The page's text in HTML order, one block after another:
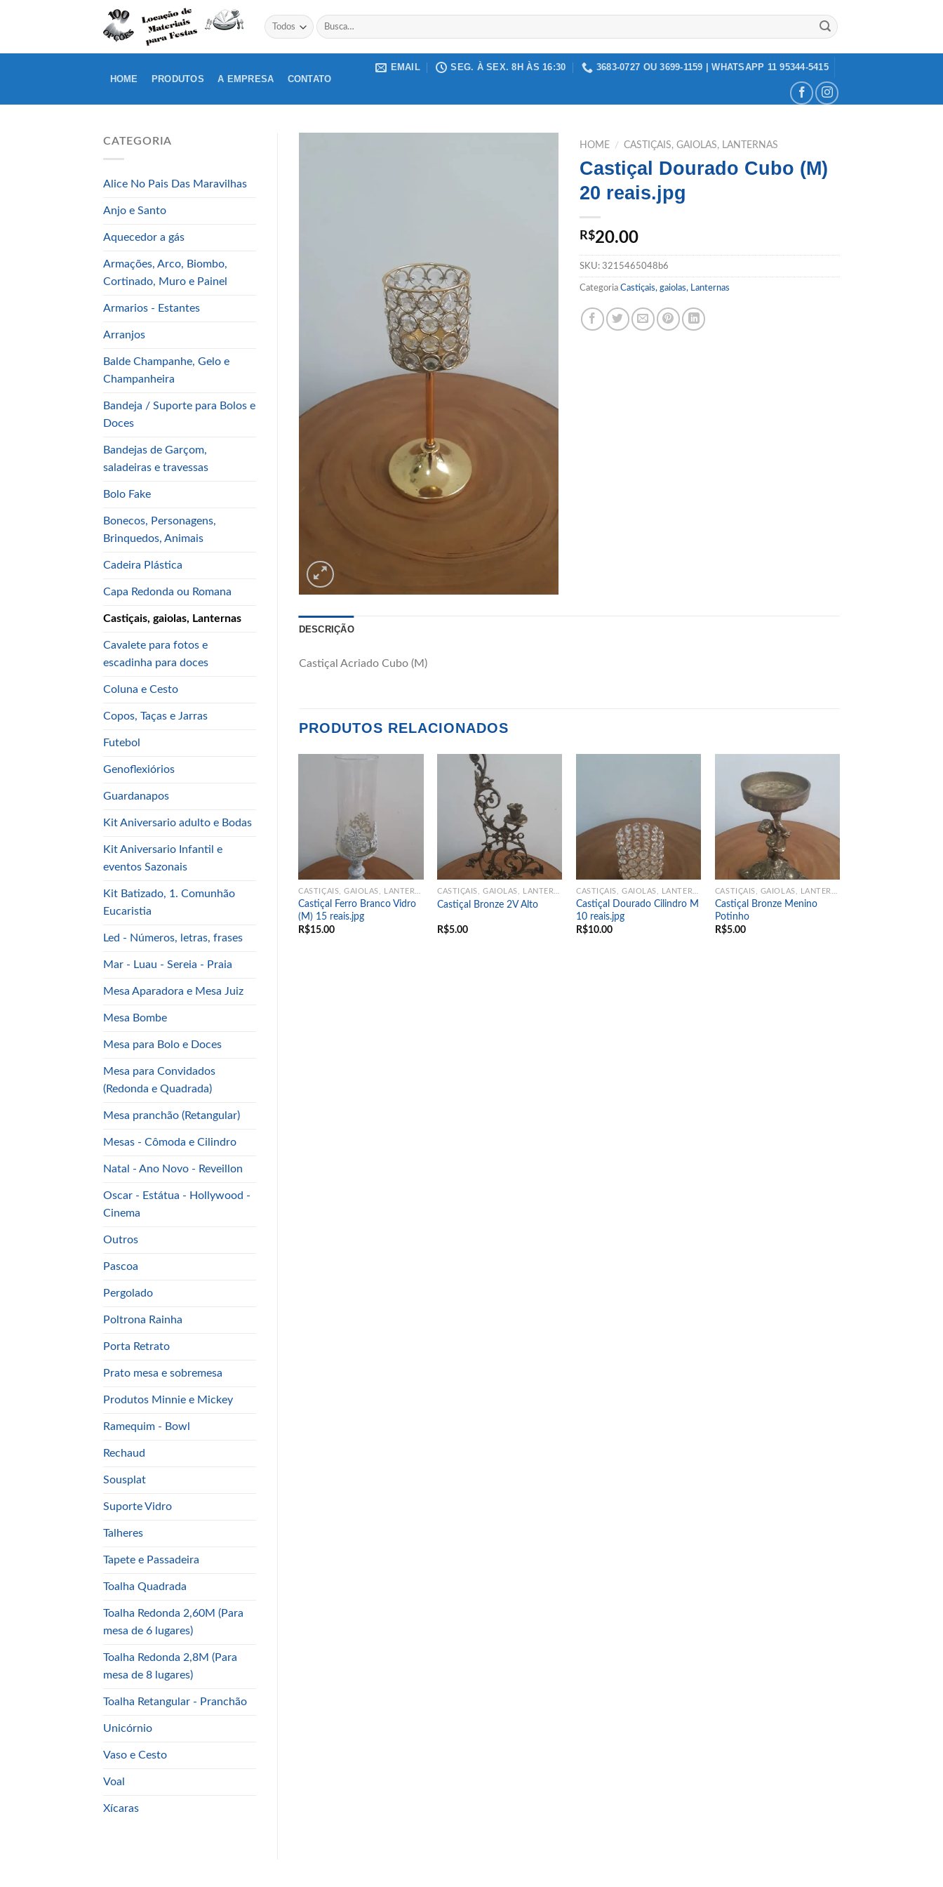
Buscar
por:
HOME PRODUTOS A EMPRESA CONTATO
EMAIL SEG. À SEX. 8H ÀS 16:30 3683-0727 OU 3699-1159 | WHATSAPP 11 95344-5415
CATEGORIA
Alice No Pais Das Maravilhas
Anjo e Santo
Aquecedor a gás
Armações, Arco, Biombo,
Cortinado, Muro e Painel
Armarios - Estantes
Arranjos
Balde Champanhe, Gelo e
Champanheira
Bandeja / Suporte para Bolos e
Doces
Bandejas de Garçom,
saladeiras e travessas
Bolo Fake
Bonecos, Personagens,
Brinquedos, Animais
Cadeira Plástica
Capa Redonda ou Romana
Castiçais, gaiolas, Lanternas
Cavalete para fotos e
escadinha para doces
Coluna e Cesto
Copos, Taças e Jarras
Futebol
Genoflexiórios
Guardanapos
Kit Aniversario adulto e Bodas
Kit Aniversario Infantil e
eventos Sazonais
Kit Batizado, 1. Comunhão
Eucaristia
Led - Números, letras, frases
Mar - Luau - Sereia - Praia
Mesa Aparadora e Mesa Juiz
Mesa Bombe
Mesa para Bolo e Doces
Mesa para Convidados
(Redonda e Quadrada)
Mesa pranchão (Retangular)
Mesas - Cômoda e Cilindro
Natal - Ano Novo - Reveillon
Oscar - Estátua - Hollywood -
Cinema
Outros
Pascoa
Pergolado
Poltrona Rainha
Porta Retrato
Prato mesa e sobremesa
Produtos Minnie e Mickey
Ramequim - Bowl
Rechaud
Sousplat
Suporte Vidro
Talheres
Tapete e Passadeira
Toalha Quadrada
Toalha Redonda 2,60M (Para
mesa de 6 lugares)
Toalha Redonda 2,8M (Para
mesa de 8 lugares)
Toalha Retangular - Pranchão
Unicórnio
Vaso e Cesto
Voal
Xícaras
HOME / CASTIÇAIS, GAIOLAS, LANTERNAS
Castiçal Dourado Cubo (M)
20 reais.jpg
R$20.00
SKU:3215465048b6
CategoriaCastiçais, gaiolas, Lanternas
DESCRIÇÃO
Castiçal Acriado Cubo (M)
PRODUTOS RELACIONADOS
Castiçal Ferro Branco Vidro
(M) 15 reais.jpg
R$15.00
Castiçal Bronze 2V Alto
R$5.00
Castiçal Dourado Cilindro M
10 reais.jpg
R$10.00
Add to
wishlist
Castiçal Bronze Menino
Potinho
R$5.00
Add to
CASTIÇAIS, GAIOLAS, LANTERNAS